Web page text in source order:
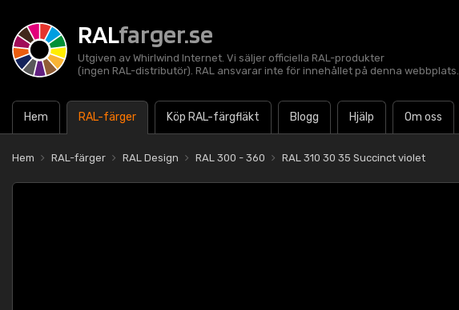
RALfarger.se
Utgiven av Whirlwind Internet. Vi säljer officiella RAL-produkter
(ingen RAL-distributör). RAL ansvarar inte för innehållet på denna webbplats.
Hem RAL-färger Köp RAL-färgfläkt Blogg Hjälp Om oss
Hem RAL-färger RAL Design RAL 300 - 360 RAL 310 30 35 Succinct violet